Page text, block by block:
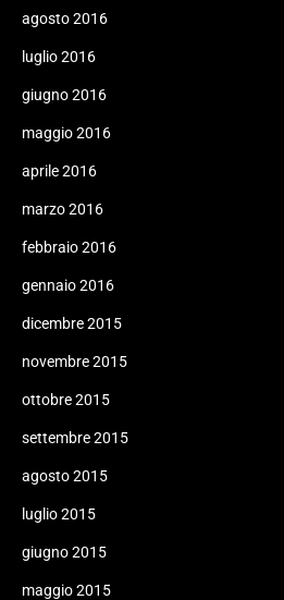
agosto 2016
luglio 2016
giugno 2016
maggio 2016
aprile 2016
marzo 2016
febbraio 2016
gennaio 2016
dicembre 2015
novembre 2015
ottobre 2015
settembre 2015
agosto 2015
luglio 2015
giugno 2015
maggio 2015